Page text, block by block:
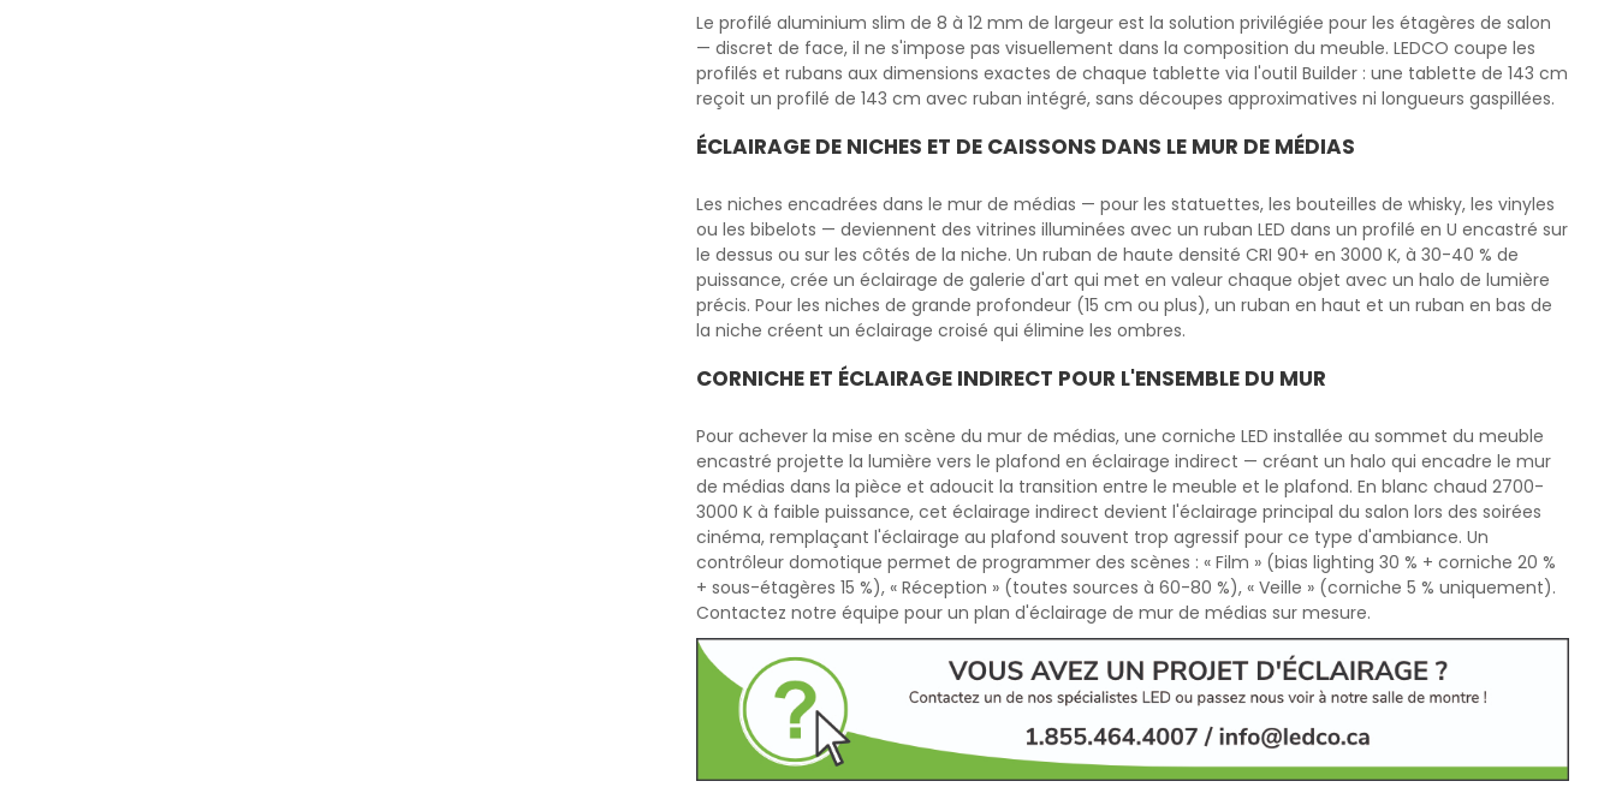
Le profilé aluminium slim de 8 à 12 mm de largeur est la solution privilégiée pour les étagères de salon
— discret de face, il ne s'impose pas visuellement dans la composition du meuble. LEDCO coupe les
profilés et rubans aux dimensions exactes de chaque tablette via l'outil Builder : une tablette de 143 cm
reçoit un profilé de 143 cm avec ruban intégré, sans découpes approximatives ni longueurs gaspillées.
ÉCLAIRAGE DE NICHES ET DE CAISSONS DANS LE MUR DE MÉDIAS
Les niches encadrées dans le mur de médias — pour les statuettes, les bouteilles de whisky, les vinyles
ou les bibelots — deviennent des vitrines illuminées avec un ruban LED dans un profilé en U encastré sur
le dessus ou sur les côtés de la niche. Un ruban de haute densité CRI 90+ en 3000 K, à 30-40 % de
puissance, crée un éclairage de galerie d'art qui met en valeur chaque objet avec un halo de lumière
précis. Pour les niches de grande profondeur (15 cm ou plus), un ruban en haut et un ruban en bas de
la niche créent un éclairage croisé qui élimine les ombres.
CORNICHE ET ÉCLAIRAGE INDIRECT POUR L'ENSEMBLE DU MUR
Pour achever la mise en scène du mur de médias, une corniche LED installée au sommet du meuble
encastré projette la lumière vers le plafond en éclairage indirect — créant un halo qui encadre le mur
de médias dans la pièce et adoucit la transition entre le meuble et le plafond. En blanc chaud 2700-
3000 K à faible puissance, cet éclairage indirect devient l'éclairage principal du salon lors des soirées
cinéma, remplaçant l'éclairage au plafond souvent trop agressif pour ce type d'ambiance. Un
contrôleur domotique permet de programmer des scènes : « Film » (bias lighting 30 % + corniche 20 %
+ sous-étagères 15 %), « Réception » (toutes sources à 60-80 %), « Veille » (corniche 5 % uniquement).
Contactez notre équipe pour un plan d'éclairage de mur de médias sur mesure.